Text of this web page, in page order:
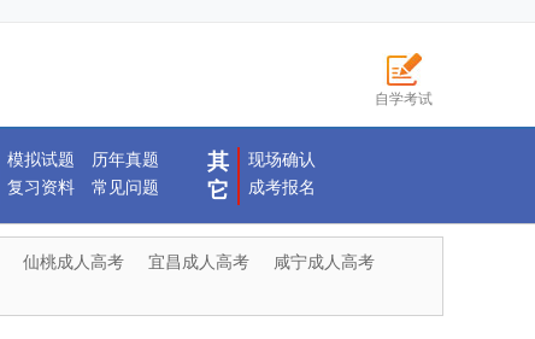
自学考试
模拟试题
历年真题
复习资料
常见问题
其
它
现场确认
成考报名
仙桃成人高考 宜昌成人高考
咸宁成人高考